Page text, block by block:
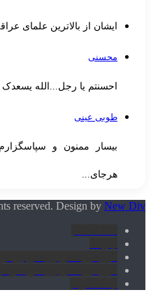
ایشان از بالاترین علمای
محسنی
احسنتم یا رجل...الله
طوبی عینی
بیسار ممنون و
هرجای...
reserved. Design by New Div